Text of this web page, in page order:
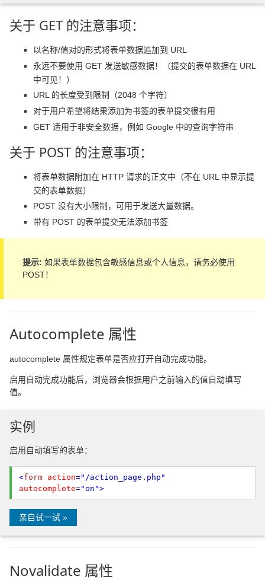
关于 GET 的注意事项：
以名称/值对的形式将表单数据追加到 URL
永远不要使用 GET 发送敏感数据！（提交的表单数据在 URL
中可见！）
URL 的长度受到限制（2048 个字符）
对于用户希望将结果添加为书签的表单提交很有用
GET 适用于非安全数据，例如 Google 中的查询字符串
关于 POST 的注意事项：
将表单数据附加在 HTTP 请求的正文中（不在 URL 中显示提
交的表单数据）
POST 没有大小限制，可用于发送大量数据。
带有 POST 的表单提交无法添加书签
提示: 如果表单数据包含敏感信息或个人信息，请务必使用
POST！
Autocomplete 属性
autocomplete 属性规定表单是否应打开自动完成功能。
启用自动完成功能后，浏览器会根据用户之前输入的值自动填写
值。
实例
启用自动填写的表单：
<form action="/action_page.php"
autocomplete="on">
亲自试一试 »
Novalidate 属性